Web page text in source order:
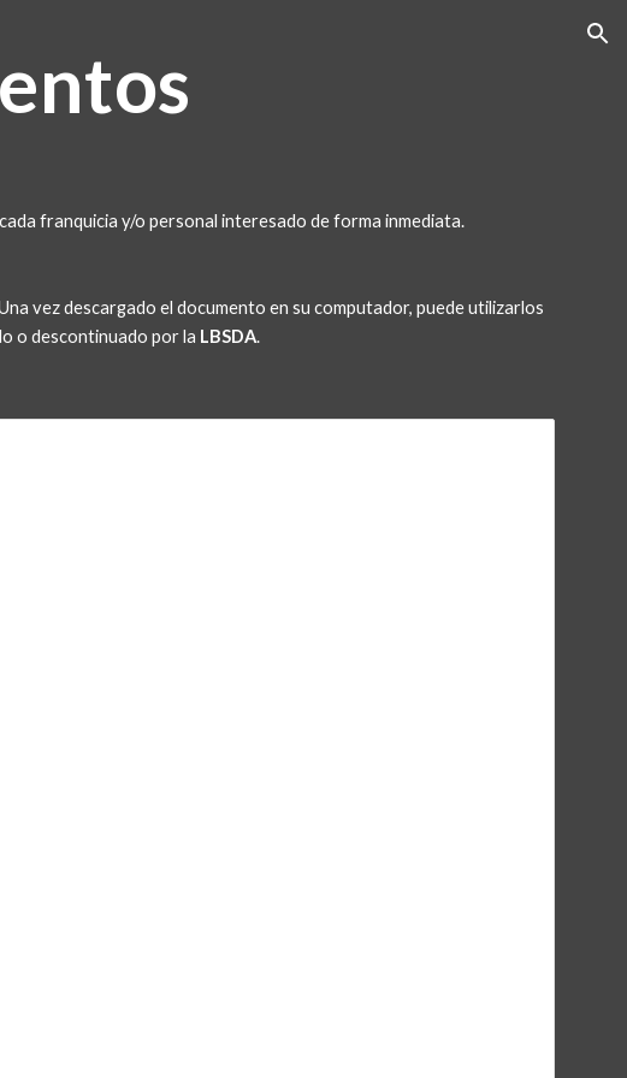
franquicia y/o personal interesado de forma inmediata.
vez descargado el documento en su computador, puede utilizarlos
o descontinuado por la LBSDA.